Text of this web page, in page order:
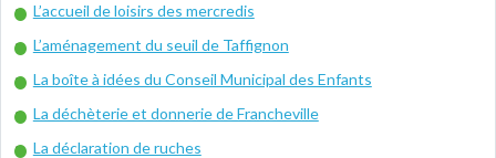
L’accueil de loisirs des mercredis
L’aménagement du seuil de Taffignon
La boîte à idées du Conseil Municipal des Enfants
La déchèterie et donnerie de Francheville
La déclaration de ruches